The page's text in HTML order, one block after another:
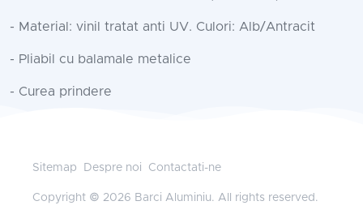
- Material: vinil tratat anti UV. Culori: Alb/Antracit
- Pliabil cu balamale metalice
- Curea prindere
Sitemap Despre noi Contactati-ne
Copyright © 2026 Barci Aluminiu. All rights reserved.